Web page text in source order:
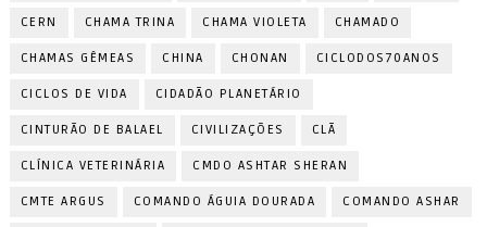
CERN CHAMA TRINA CHAMA VIOLETA CHAMADO
CHAMAS GÊMEAS CHINA CHONAN CICLODOS70ANOS
CICLOS DE VIDA CIDADÃO PLANETÁRIO
CINTURÃO DE BALAEL CIVILIZAÇÕES CLÃ
CLÍNICA VETERINÁRIA CMDO ASHTAR SHERAN
CMTE ARGUS COMANDO ÁGUIA DOURADA COMANDO ASHAR